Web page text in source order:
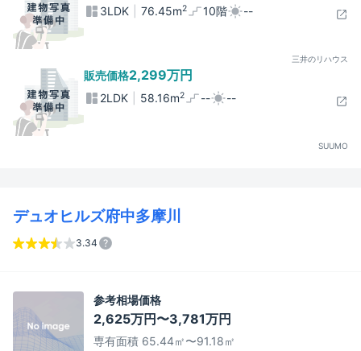
3LDK 76.45m2 10階 --
三井のリハウス
販売価格2,299万円
2LDK 58.16m2 -- --
SUUMO
デュオヒルズ府中多摩川
3.34
参考相場価格
2,625万円〜3,781万円
専有面積 65.44㎡〜91.18㎡